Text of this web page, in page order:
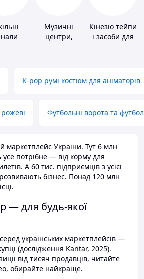
Музичні
центри,
Кінезіо тейпи
і засоби для
K-pop румі костюм для аніматорів
Футбольні ворота та
маркетплейс України. Тут 6 млн
усе потрібне — від корму для
А 60 тис. підприємців з усієї
бізнес. Понад 120 млн
— для будь-якої
українських маркетплейсів —
(дослідження Kantar, 2025).
від тисяч продавців, читайте
обирайте найкраще.